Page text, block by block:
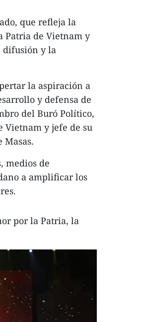
que refleja la
Patria de Vietnam y
difusión y la
la aspiración a
y defensa de
del Buró Político,
Vietnam y jefe de su
Masas.
medios de
a amplificar los
por la Patria, la